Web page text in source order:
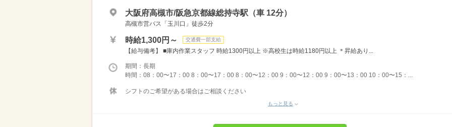
大阪府高槻市/阪急京都線総持寺駅（車 12分）
高槻市営バス「玉川口」徒歩2分
時給1,300円～ 交通費一部支給
【給与備考】 ■庫内作業スタッフ 時給1300円以上 ※高校生は時給1180円以上 ＊昇給あり...
期間：長期
時間：08：00〜17：00 8：00〜17：00 8：00〜12：00 9：00〜12：00 9：00〜13：00 10：00〜15：...
シフトのご希望がある場合はご相談ください
もっと見る